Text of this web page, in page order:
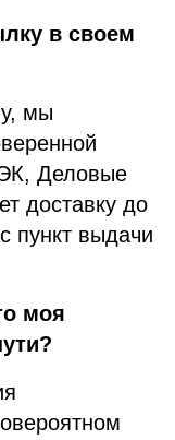
в своем
мы
Деловые
доставку до
пункт выдачи
моя